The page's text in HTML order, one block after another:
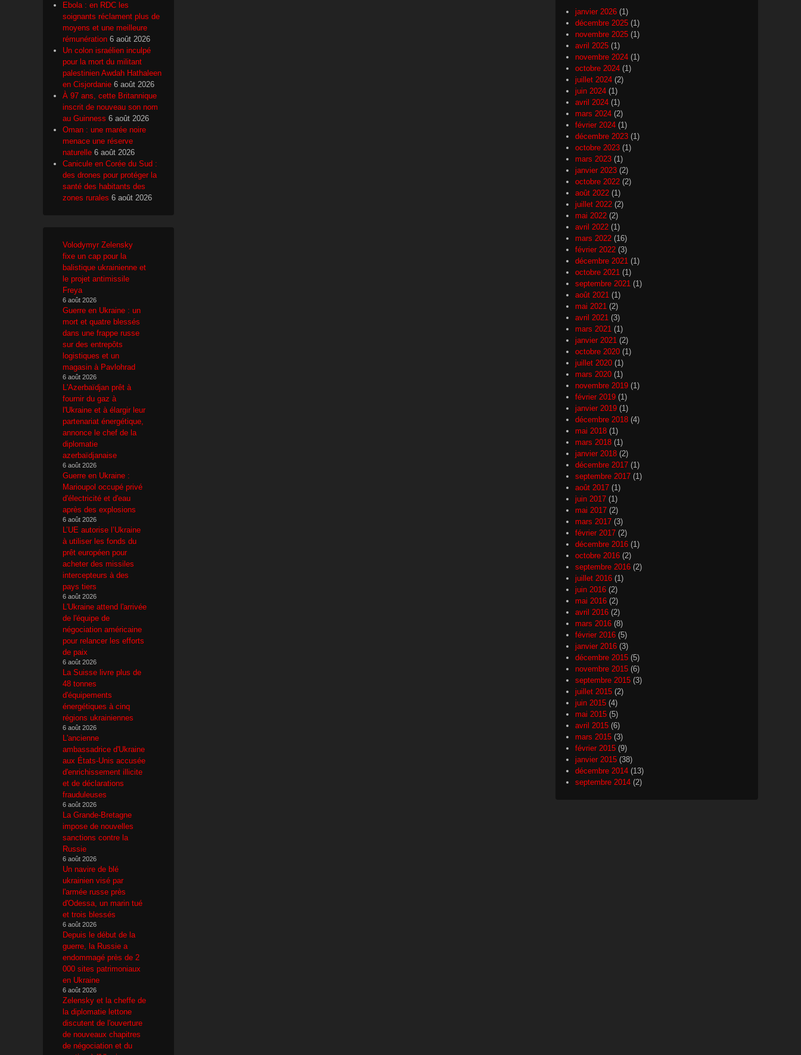
janvier 2026 (1)
décembre 2025 (1)
novembre 2025 (1)
avril 2025 (1)
novembre 2024 (1)
octobre 2024 (1)
juillet 2024 (2)
juin 2024 (1)
avril 2024 (1)
mars 2024 (2)
février 2024 (1)
décembre 2023 (1)
octobre 2023 (1)
mars 2023 (1)
janvier 2023 (2)
octobre 2022 (2)
août 2022 (1)
juillet 2022 (2)
mai 2022 (2)
avril 2022 (1)
mars 2022 (16)
février 2022 (3)
décembre 2021 (1)
octobre 2021 (1)
septembre 2021 (1)
août 2021 (1)
mai 2021 (2)
avril 2021 (3)
mars 2021 (1)
janvier 2021 (2)
octobre 2020 (1)
juillet 2020 (1)
mars 2020 (1)
novembre 2019 (1)
février 2019 (1)
janvier 2019 (1)
décembre 2018 (4)
mai 2018 (1)
mars 2018 (1)
janvier 2018 (2)
décembre 2017 (1)
septembre 2017 (1)
août 2017 (1)
juin 2017 (1)
mai 2017 (2)
mars 2017 (3)
février 2017 (2)
décembre 2016 (1)
octobre 2016 (2)
septembre 2016 (2)
juillet 2016 (1)
juin 2016 (2)
mai 2016 (2)
avril 2016 (2)
mars 2016 (8)
février 2016 (5)
janvier 2016 (3)
décembre 2015 (5)
novembre 2015 (6)
septembre 2015 (3)
juillet 2015 (2)
juin 2015 (4)
mai 2015 (5)
avril 2015 (6)
mars 2015 (3)
février 2015 (9)
janvier 2015 (38)
décembre 2014 (13)
septembre 2014 (2)
Ebola : en RDC les
soignants réclament plus de
moyens et une meilleure
rémunération 6 août 2026
Un colon israélien inculpé
pour la mort du militant
palestinien Awdah Hathaleen
en Cisjordanie 6 août 2026
À 97 ans, cette Britannique
inscrit de nouveau son nom
au Guinness 6 août 2026
Oman : une marée noire
menace une réserve
naturelle 6 août 2026
Canicule en Corée du Sud :
des drones pour protéger la
santé des habitants des
zones rurales 6 août 2026
Volodymyr Zelensky
fixe un cap pour la
balistique ukrainienne et
le projet antimissile
Freya
6 août 2026
Guerre en Ukraine : un
mort et quatre blessés
dans une frappe russe
sur des entrepôts
logistiques et un
magasin à Pavlohrad
6 août 2026
L'Azerbaïdjan prêt à
fournir du gaz à
l'Ukraine et à élargir leur
partenariat énergétique,
annonce le chef de la
diplomatie
azerbaïdjanaise
6 août 2026
Guerre en Ukraine :
Marioupol occupé privé
d'électricité et d'eau
après des explosions
6 août 2026
L’UE autorise l’Ukraine
à utiliser les fonds du
prêt européen pour
acheter des missiles
intercepteurs à des
pays tiers
6 août 2026
L'Ukraine attend l'arrivée
de l'équipe de
négociation américaine
pour relancer les efforts
de paix
6 août 2026
La Suisse livre plus de
48 tonnes
d'équipements
énergétiques à cinq
régions ukrainiennes
6 août 2026
L'ancienne
ambassadrice d'Ukraine
aux États-Unis accusée
d'enrichissement illicite
et de déclarations
frauduleuses
6 août 2026
La Grande-Bretagne
impose de nouvelles
sanctions contre la
Russie
6 août 2026
Un navire de blé
ukrainien visé par
l'armée russe près
d'Odessa, un marin tué
et trois blessés
6 août 2026
Depuis le début de la
guerre, la Russie a
endommagé près de 2
000 sites patrimoniaux
en Ukraine
6 août 2026
Zelensky et la cheffe de
la diplomatie lettone
discutent de l'ouverture
de nouveaux chapitres
de négociation et du